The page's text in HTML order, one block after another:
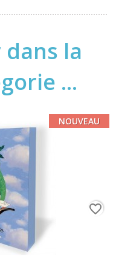
la
...
NOUVEAU
favorite_border